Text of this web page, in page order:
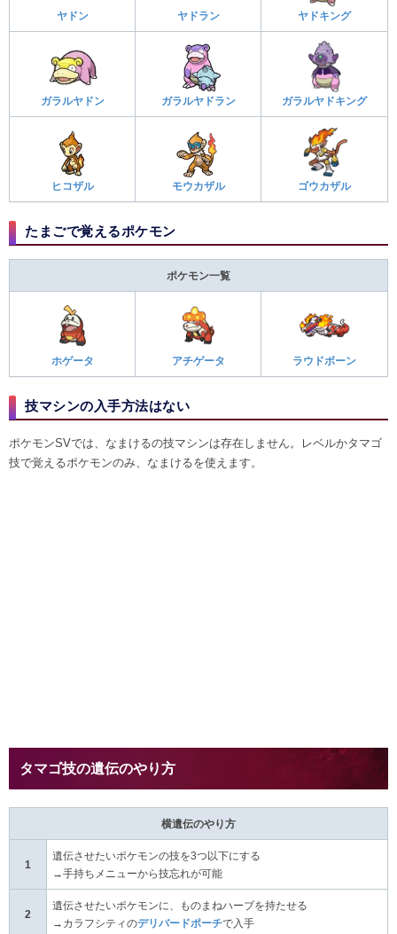
ヤドン ヤドラン ヤドキング
ガラルヤドン ガラルヤドラン ガラルヤドキング
ヒコザル モウカザル ゴウカザル
たまごで覚えるポケモン
ポケモン一覧
ホゲータ アチゲータ ラウドボーン
技マシンの入手方法はない
ポケモンSVでは、なまけるの技マシンは存在しません。レベルかタマゴ
技で覚えるポケモンのみ、なまけるを使えます。
タマゴ技の遺伝のやり方
横遺伝のやり方
1
遺伝させたいポケモンの技を3つ以下にする
→手持ちメニューから技忘れが可能
2
遺伝させたいポケモンに、ものまねハーブを持たせる
→カラフシティのデリバードポーチで入手